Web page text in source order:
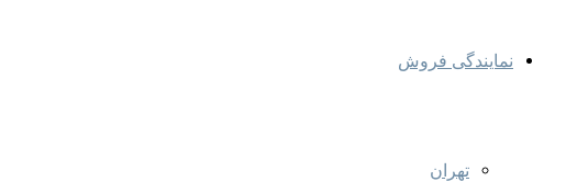
نمایندگی‌ فروش
تهران